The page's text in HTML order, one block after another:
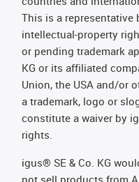
This is a
intellectual-property
or pending trademark
KG or its affiliated
Union, the USA and/or
a trademark, logo or
constitute a waiver by
rights.
igus® SE & Co. KG
not sell products from